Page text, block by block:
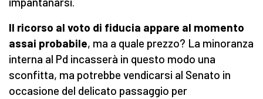
Il ricorso al voto di fiducia appare al momento
assai probabile, ma a quale prezzo? La minoranza
interna al Pd incasserà in questo modo una
sconfitta, ma potrebbe vendicarsi al Senato in
occasione del delicato passaggio per